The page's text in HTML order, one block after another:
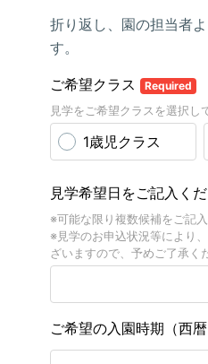
折り返し、園の担当者
す。
ご希望クラス Required
見学をご希望クラスを選択し
1歳児クラス
見学希望日をご記入くだ
※可能な限り複数候補をご記入
※見学のお申込状況等により
ざいますので、予めご了承く
ご希望の入園時期（西暦